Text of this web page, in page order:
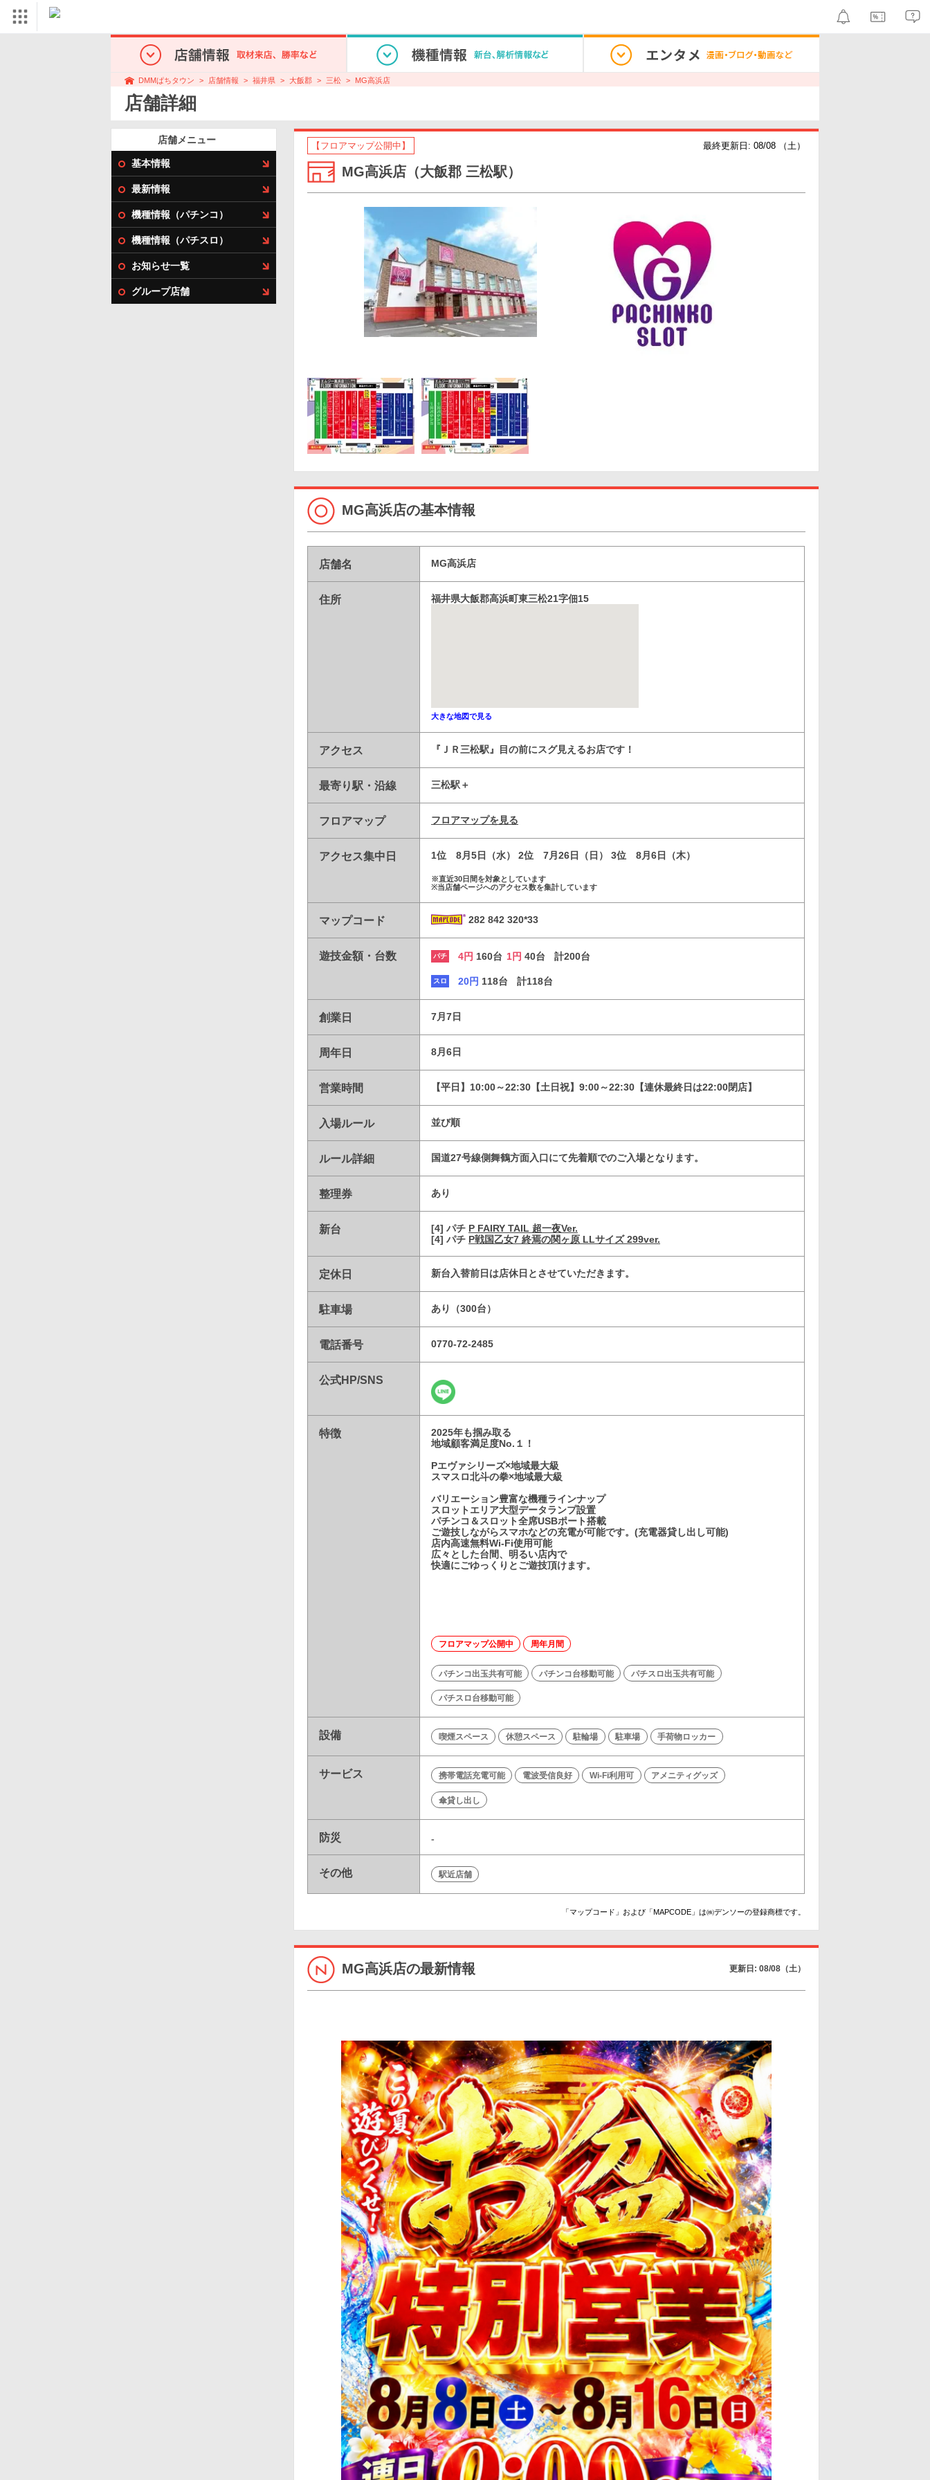
DMMぱちタウン 店舗情報 福井県 大飯郡 三松 MG高浜店
店舗詳細
店舗メニュー
基本情報
最新情報
機種情報（パチンコ）
機種情報（パチスロ）
お知らせ一覧
グループ店舗
【フロアマップ公開中】 最終更新日: 08/08 （土）
MG高浜店（大飯郡 三松駅）
MG高浜店の基本情報
店舗名 MG高浜店
住所 福井県大飯郡高浜町東三松21字佃15
大きな地図で見る
アクセス 『ＪＲ三松駅』目の前にスグ見えるお店です！
最寄り駅・沿線 三松駅
フロアマップ フロアマップを見る
アクセス集中日 1位 8月5日（水） 2位 7月26日（日） 3位 8月6日（木）
※直近30日間を対象としています
※当店舗ページへのアクセス数を集計しています
マップコード 282 842 320*33
遊技金額・台数 パチ 4円 160台 1円 40台 計200台
スロ 20円 118台 計118台
創業日 7月7日
周年日 8月6日
営業時間 【平日】10:00～22:30【土日祝】9:00～22:30【連休最終日は22:00閉店】
入場ルール 並び順
ルール詳細 国道27号線側舞鶴方面入口にて先着順でのご入場となります。
整理券 あり
新台 [4] パチ P FAIRY TAIL 超一夜Ver.
[4] パチ P戦国乙女7 終焉の関ヶ原 LLサイズ 299ver.
定休日 新台入替前日は店休日とさせていただきます。
駐車場 あり（300台）
電話番号 0770-72-2485
公式HP/SNS
特徴
2025年も掴み取る
地域顧客満足度No.１！
Pエヴァシリーズ×地域最大級
スマスロ北斗の拳×地域最大級
バリエーション豊富な機種ラインナップ
スロットエリア大型データランプ設置
パチンコ＆スロット全席USBポート搭載
ご遊技しながらスマホなどの充電が可能です。(充電器貸し出し可能)
店内高速無料Wi-Fi使用可能
広々とした台間、明るい店内で
快適にごゆっくりとご遊技頂けます。
フロアマップ公開中 周年月間
パチンコ出玉共有可能 パチンコ台移動可能 パチスロ出玉共有可能
パチスロ台移動可能
設備 喫煙スペース 休憩スペース 駐輪場 駐車場 手荷物ロッカー
サービス 携帯電話充電可能 電波受信良好 Wi-Fi利用可 アメニティグッズ
傘貸し出し
防災 -
その他 駅近店舗
「マップコード」および「MAPCODE」は㈱デンソーの登録商標です。
MG高浜店の最新情報 更新日: 08/08（土）